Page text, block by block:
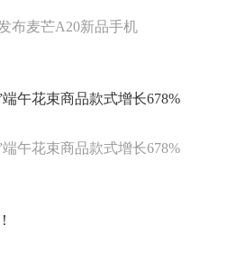
布麦芒A20新品手机
午花束商品款式增长678%
午花束商品款式增长678%